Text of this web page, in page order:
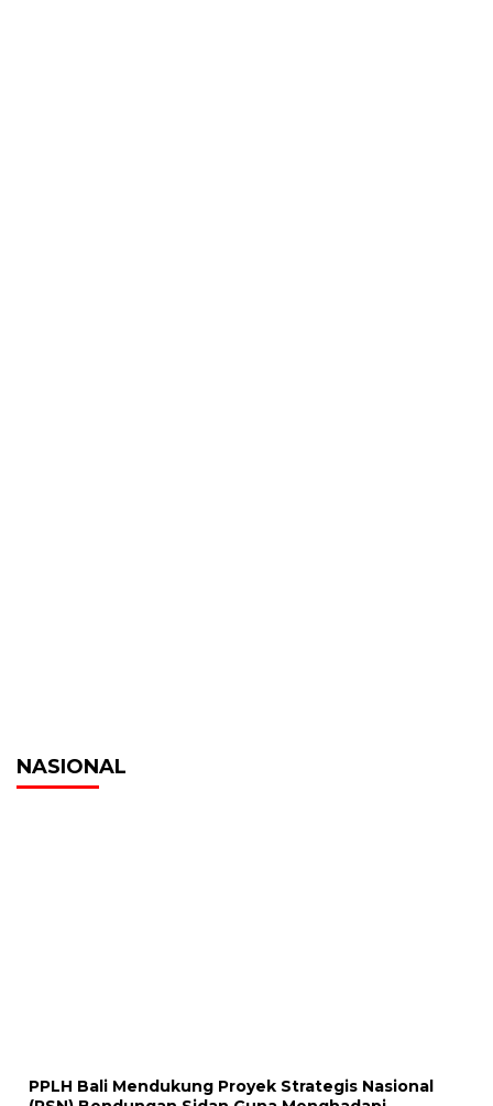
NASIONAL
PPLH Bali Mendukung Proyek Strategis Nasional